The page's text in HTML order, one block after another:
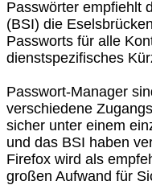
Passwörter empfiehlt
(BSI) die
Passworts für alle
dienstspezifisches
Passwort-Manager
verschiedene
sicher unter einem
und das BSI haben
Firefox wird als
großen Aufwand für